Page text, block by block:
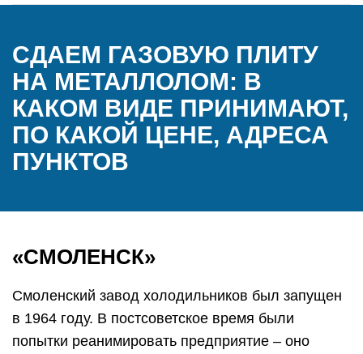
СДАЕМ ГАЗОВУЮ ПЛИТУ
НА МЕТАЛЛОЛОМ: В
КАКОМ ВИДЕ ПРИНИМАЮТ,
ПО КАКОЙ ЦЕНЕ, АДРЕСА
ПУНКТОВ
«СМОЛЕНСК»
Смоленский завод холодильников был запущен
в 1964 году. В постсоветское время были
попытки реанимировать предприятие – оно